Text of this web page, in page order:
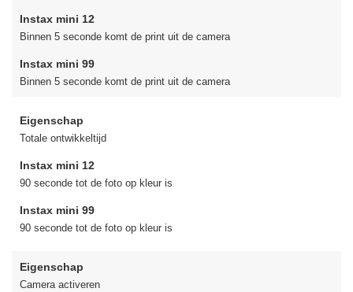
Instax mini 12
Binnen 5 seconde komt de print uit de camera
Instax mini 99
Binnen 5 seconde komt de print uit de camera
Eigenschap
Totale ontwikkeltijd
Instax mini 12
90 seconde tot de foto op kleur is
Instax mini 99
90 seconde tot de foto op kleur is
Eigenschap
Camera activeren